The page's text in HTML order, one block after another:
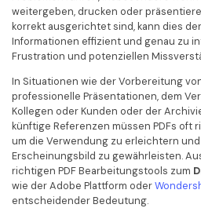
PDF OCR
PDF-Daten extrahieren
PDF freigeben
eSign PDFs rechtmäßig Neu
Branchen
Bildung
IT-Dienstleistung
Kontakt zum Support
Was ist NEU
PDFelement für Windows
PDFelement für Mac
PDFelement für iOS
PDFelement für Android
weitergeben, drucken oder
korrekt ausgerichtet sind, kann dies
Informationen effizient und genau zu
Frustration und potenziellen
In Situationen wie der Vorbereitung
professionelle Präsentationen, dem
Kollegen oder Kunden oder der
künftige Referenzen müssen PDFs
um die Verwendung zu erleichtern
Erscheinungsbild zu gewährleisten.
richtigen PDF Bearbeitungstools zum
wie der Adobe Plattform oder
entscheidender Bedeutung.